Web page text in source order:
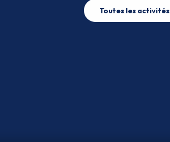
Toutes les activités